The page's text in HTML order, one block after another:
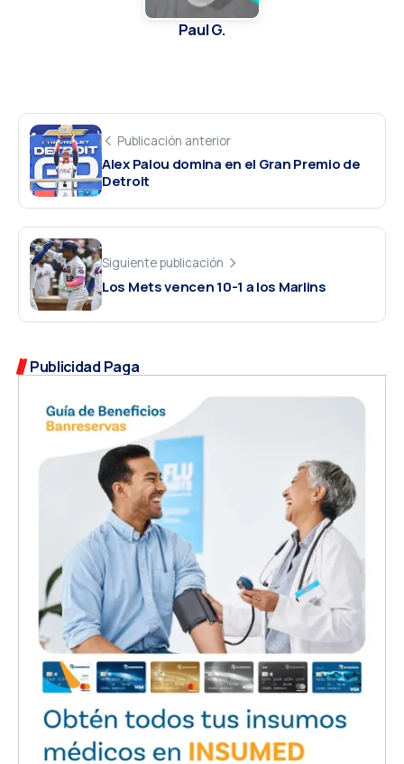
Paul G.
Publicación anterior
Alex Palou domina en el Gran Premio de
Detroit
Siguiente publicación
Los Mets vencen 10-1 a los Marlins
Publicidad Paga